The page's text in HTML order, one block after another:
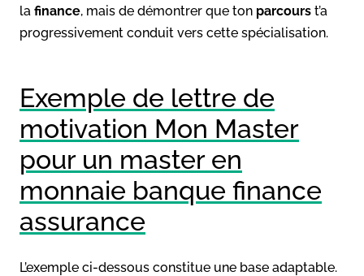
la finance, mais de démontrer que ton parcours t’a
progressivement conduit vers cette spécialisation.
Exemple de lettre de
motivation Mon Master
pour un master en
monnaie banque finance
assurance
L’exemple ci-dessous constitue une base adaptable.